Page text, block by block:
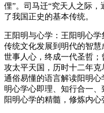
俚”。司马迁“究天人之际，
了我国正史的基本传统。
王阳明与心学：王阳明心
传统文化发展到明代的智
世事人心，终成一代圣哲
攻太平天国，历时十二年
通俗易懂的语言解读阳明
明心学心即理、知行合一
阳明心学的精髓，修炼内心